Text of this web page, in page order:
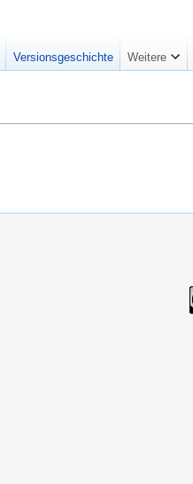
Versionsgeschichte Weitere